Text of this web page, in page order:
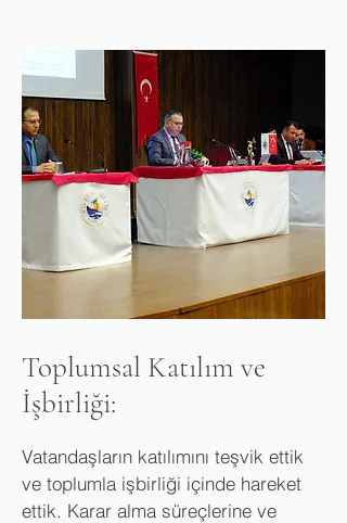
Toplumsal Katılım ve
İşbirliği:
Vatandaşların katılımını teşvik ettik
ve toplumla işbirliği içinde hareket
ettik. Karar alma süreçlerine ve